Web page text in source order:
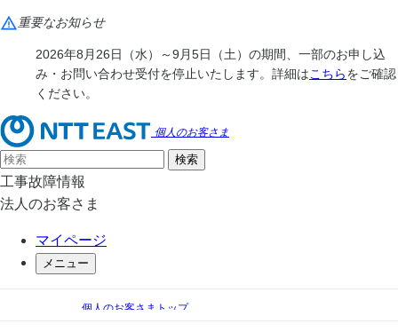
重要なお知らせ
2026年8月26日（水）～9月5日（土）の期間、一部のお申し込
み・お問い合わせ受付を停止いたします。詳細はこちらをご確認
ください。
個人のお客さま
工事故障情報
法人のお客さま
マイページ
メニュー
個人のお客さまトップ
フレッツ光